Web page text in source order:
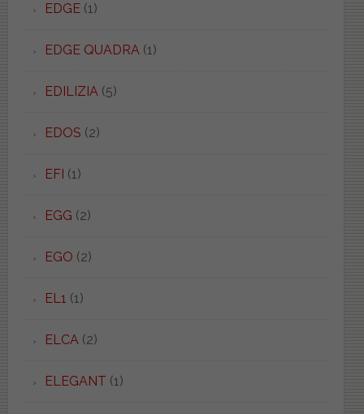
EDGE(1)
EDGE QUADRA(1)
EDILIZIA(5)
EDOS (2)
EFI (1)
EGG (2)
EGO (2)
EL1 (1)
ELCA(2)
ELEGANT (1)